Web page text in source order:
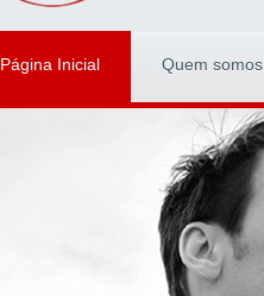
Página Inicial Quem somos